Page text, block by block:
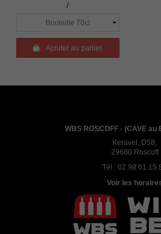
/
Ajouter au panier
WBS ROSCOFF - (CAVE au
Keravel, D58,
29680 Roscoff
Tél : 02 98 61 15
Voir les